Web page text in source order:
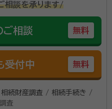
相談を承ります/
ご相談 無料
受付中 無料
続財産調査 / 相続手続き /
査